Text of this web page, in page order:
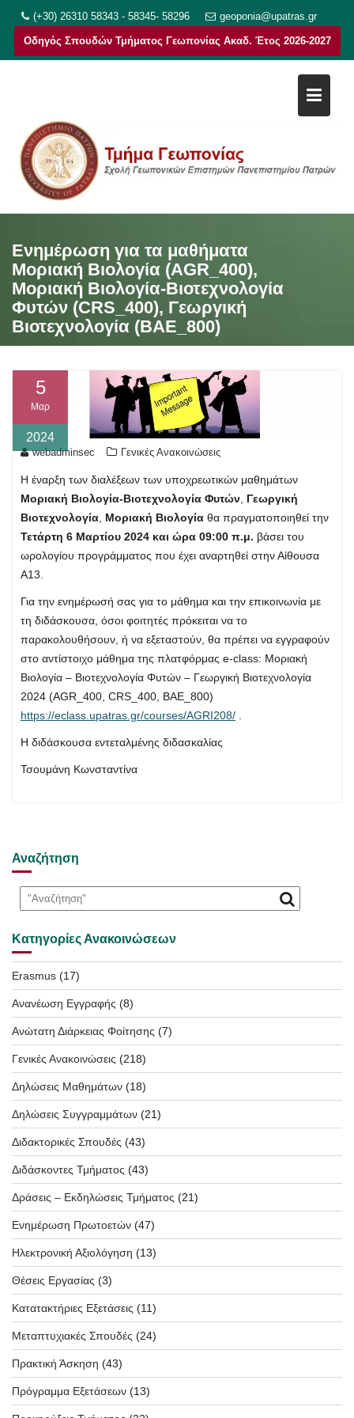
στο
περιεχόμενο
(+30) 26310 58343 - 58345- 58296 geoponia@upatras.gr
Οδηγός Σπουδών Τμήματος Γεωπονίας Ακαδ. Έτος 2026-2027
Ενημέρωση για τα μαθήματα
Μοριακή Βιολογία (AGR_400),
Μοριακή Βιολογία-Βιοτεχνολογία
Φυτών (CRS_400), Γεωργική
Βιοτεχνολογία (BAE_800)
5
Μαρ
2024
webadminsec Γενικές Ανακοινώσεις
Η έναρξη των διαλέξεων των υποχρεωτικών μαθημάτων
Μοριακή Βιολογία-Βιοτεχνολογία Φυτών Γεωργική
Βιοτεχνολογία Μοριακή Βιολογία θα πραγματοποιηθεί την
Τετάρτη 6 Μαρτίου 2024 και ώρα 09:00 π.μ. βάσει του
ωρολογίου προγράμματος που έχει αναρτηθεί στην Αίθουσα
Α13.
Για την ενημέρωσή σας για το μάθημα και την επικοινωνία με
τη διδάσκουσα, όσοι φοιτητές πρόκειται να το
παρακολουθήσουν, ή να εξεταστούν, θα πρέπει να εγγραφούν
στο αντίστοιχο μάθημα της πλατφόρμας e-class: Μοριακή
Βιολογία – Βιοτεχνολογία Φυτών – Γεωργική Βιοτεχνολογία
2024 (AGR_400, CRS_400, BAE_800)
https://eclass.upatras.gr/courses/AGRI208/
Η διδάσκουσα εντεταλμένης διδασκαλίας
Τσουμάνη Κωνσταντίνα
Αναζήτηση
Κατηγορίες Ανακοινώσεων
Erasmus (17)
Ανανέωση Εγγραφής (8)
Ανώτατη Διάρκειας Φοίτησης (7)
Γενικές Ανακοινώσεις (218)
Δηλώσεις Μαθημάτων (18)
Δηλώσεις Συγγραμμάτων (21)
Διδακτορικές Σπουδές (43)
Διδάσκοντες Τμήματος (43)
Δράσεις – Εκδηλώσεις Τμήματος (21)
Ενημέρωση Πρωτοετών (47)
Ηλεκτρονική Αξιολόγηση (13)
Θέσεις Εργασίας (3)
Κατατακτήριες Εξετάσεις (11)
Μεταπτυχιακές Σπουδές (24)
Πρακτική Άσκηση (43)
Πρόγραμμα Εξετάσεων (13)